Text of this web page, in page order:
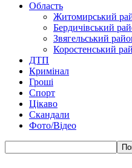
Область
Житомирський
Бердичівський
Звягельський
Коростенський
ДТП
Кримінал
Гроші
Спорт
Цікаво
Скандали
Фото/Відео